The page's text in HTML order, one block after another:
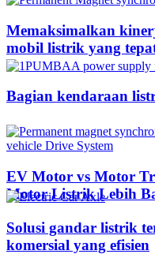
Memaksimalkan
mobil listrik yang
Bagian kendaraan
EV Motor vs Motor
Motor Listrik Lebih
Solusi gandar listrik
komersial yang efisien